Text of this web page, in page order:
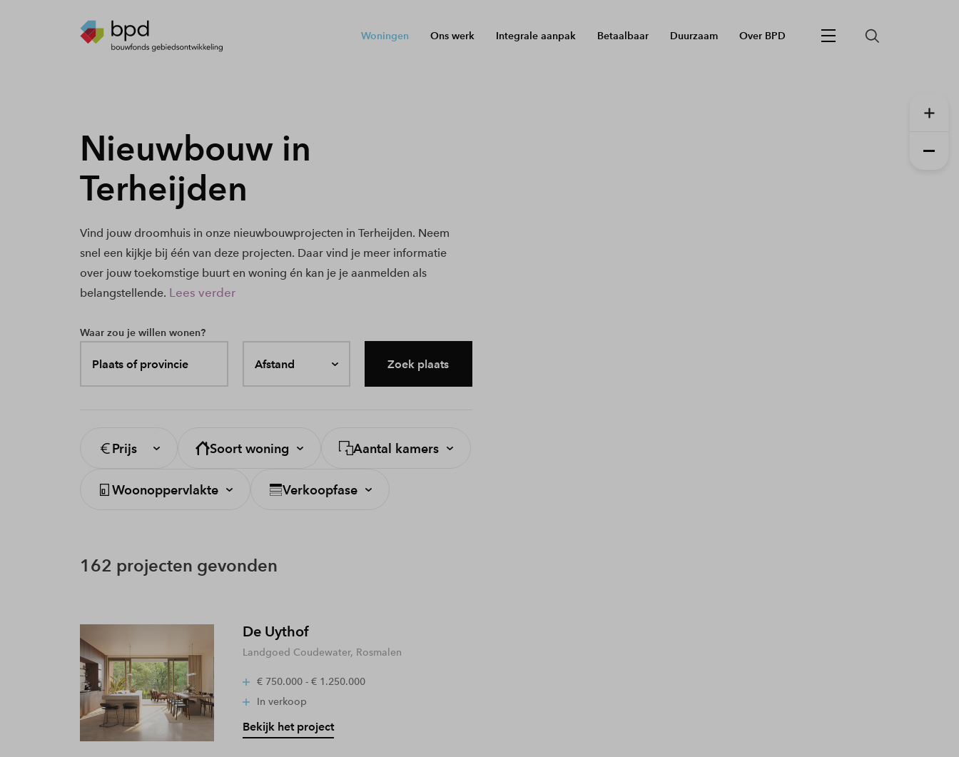
Woningen Ons werk Integrale aanpak Betaalbaar Duurzaam Over BPD
Nieuwbouw in
Terheijden
Vind jouw droomhuis in onze nieuwbouwprojecten in Terheijden. Neem
snel een kijkje bij één van deze projecten. Daar vind je meer informatie
over jouw toekomstige buurt en woning én kan je je aanmelden als
belangstellende. Lees verder
Waar zou je willen wonen?
Plaats of provincie Afstand Zoek plaats
Prijs Soort woning Aantal kamers
Woonoppervlakte Verkoopfase
162 projecten gevonden
De Uythof
Landgoed Coudewater, Rosmalen
€ 750.000 - € 1.250.000
In verkoop
Bekijk het project